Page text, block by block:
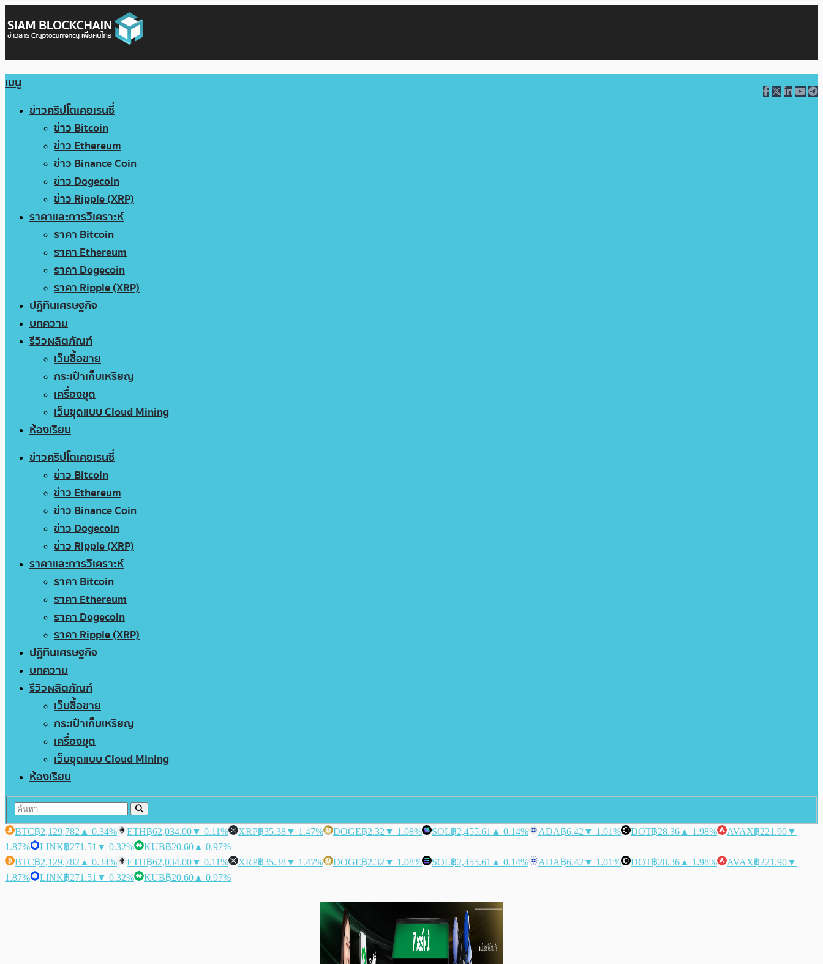
เมนู
ข่าวคริปโตเคอเรนซี่
ข่าว Bitcoin
ข่าว Ethereum
ข่าว Binance Coin
ข่าว Dogecoin
ข่าว Ripple (XRP)
ราคาและการวิเคราะห์
ราคา Bitcoin
ราคา Ethereum
ราคา Dogecoin
ราคา Ripple (XRP)
ปฏิทินเศรษฐกิจ
บทความ
รีวิวผลิตภัณฑ์
เว็บซื้อขาย
กระเป๋าเก็บเหรียญ
เครื่องขุด
เว็บขุดแบบ Cloud Mining
ห้องเรียน
ข่าวคริปโตเคอเรนซี่
ข่าว Bitcoin
ข่าว Ethereum
ข่าว Binance Coin
ข่าว Dogecoin
ข่าว Ripple (XRP)
ราคาและการวิเคราะห์
ราคา Bitcoin
ราคา Ethereum
ราคา Dogecoin
ราคา Ripple (XRP)
ปฏิทินเศรษฐกิจ
บทความ
รีวิวผลิตภัณฑ์
เว็บซื้อขาย
กระเป๋าเก็บเหรียญ
เครื่องขุด
เว็บขุดแบบ Cloud Mining
ห้องเรียน
BTC฿2,129,782 ▲ 0.34% ETH฿62,034.00▼ 0.11% XRP฿35.38▼ 1.47% DOGE฿2.32 ▼ 1.08% SOL฿2,455.61 ▲ 0.14% ADA฿6.42 ▼ 1.01% DOT฿28.36 ▲ 1.98% AVAX฿221.90▼
1.87%
LINK฿271.51 ▼ 0.32% KUB฿20.60 ▲ 0.97%
BTC฿2,129,782 ▲ 0.34% ETH฿62,034.00▼ 0.11% XRP฿35.38▼ 1.47% DOGE฿2.32 ▼ 1.08% SOL฿2,455.61 ▲ 0.14% ADA฿6.42 ▼ 1.01% DOT฿28.36 ▲ 1.98% AVAX฿221.90▼
1.87%
LINK฿271.51 ▼ 0.32% KUB฿20.60 ▲ 0.97%